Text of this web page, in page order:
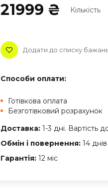
21999 ₴ Кількість
Додати до списку
Способи оплати:
Готівкова оплата
Безготівковий розрахунок
Доставка:1-3 дні. Вартість
Обмін і повернення: 14 днів
Гарантія:12 міс